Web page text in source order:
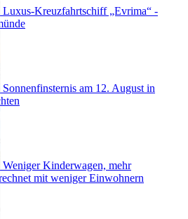
Luxus-Kreuzfahrtschiff „Evrima“ -
Sonnenfinsternis am 12. August in
Weniger Kinderwagen, mehr
mit weniger Einwohnern